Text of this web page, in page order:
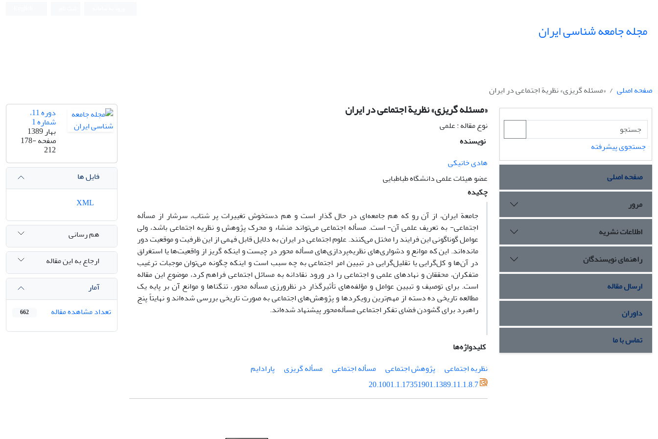
مجله جامعه شناسی ایران
صفحه اصلی «مسئله گریزی» نظریة اجتماعی در ایران
«مسئله گریزی» نظریة اجتماعی در ایران
نوع مقاله : علمی
نویسنده
هادی خانیکی
عضو هیئات علمی دانشگاه طباطبایی
چکیده
جامعة ایران، از آن رو که هم جامعه‌ای در حال گذار است و هم دستخوش تغییرات پر شتاب، سرشار از مسأله
اجتماعی- به تعریف علمی آن- است. مسأله اجتماعی می‌تواند منشاء و محرک پژوهش و نظریه اجتماعی باشد، ولی
عوامل گوناگونی این فرایند را مختل می‌کنند. علوم اجتماعی در ایران به دلایل قابل فهمی از این ظرفیت و موقعیت دور
مانده‌اند. این که موانع و دشواری‌های نظریه‌پردازی‌های مسأله محور در چیست و اینکه گریز از واقعیت‌ها یا استغراق
در آن‌ها و کل‌گرایی یا تقلیل‌گرایی در تبیین امر اجتماعی به چه سبب است و اینکه چگونه می‌توان موجبات ترغیب
متفکران، محققان و نهادهای علمی و اجتماعی را در ورود نقادانه به مسائل اجتماعی فراهم کرد، موضوع این مقاله
است. برای توصیف و تبیین عوامل و مؤلفه‌های تأثیرگذار در نظرورزی مسأله محور، تنگناها و موانع آن بر پایه یک
مطالعه تاریخی ده دسته از مهم‌ترین رویکردها و پژوهش‌های اجتماعی به صورت تاریخی بررسی شده‌اند و نهایتاً پنج
راهبرد برای گشودن فضای تفکر اجتماعی مسأله‌محور پیشنهاد شده‌اند.
کلیدواژه‌ها
نظریه اجتماعی
پژوهش اجتماعی مسأله اجتماعی مسأله گریزی
پارادایم
20.1001.1.17351901.1389.11.1.8.7
دوره 11،
شماره 1
بهار 1389
صفحه178-
212
فایل ها
هم رسانی
ارجاع به این مقاله
آمار
تعداد مشاهده مقاله
662
جستجوی پیشرفته
صفحه اصلی
مرور
اطلاعات نشریه
راهنمای نویسندگان
ارسال مقاله
داوران
تماس با ما